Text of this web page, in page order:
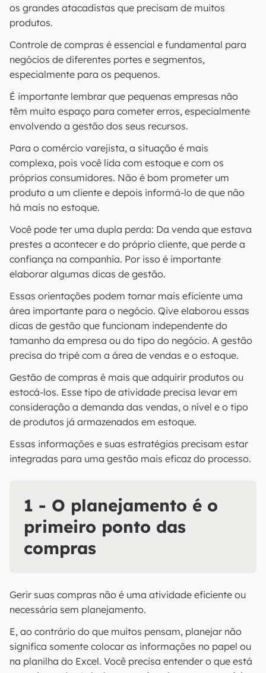
os grandes atacadistas que precisam de muitos
produtos.
Controle de compras é essencial e fundamental para
negócios de diferentes portes e segmentos,
especialmente para os pequenos.
É importante lembrar que pequenas empresas não
têm muito espaço para cometer erros, especialmente
envolvendo a gestão dos seus recursos.
Para o comércio varejista, a situação é mais
complexa, pois você lida com estoque e com os
próprios consumidores. Não é bom prometer um
produto a um cliente e depois informá-lo de que não
há mais no estoque.
Você pode ter uma dupla perda: Da venda que estava
prestes a acontecer e do próprio cliente, que perde a
confiança na companhia. Por isso é importante
elaborar algumas dicas de gestão.
Essas orientações podem tornar mais eficiente uma
área importante para o negócio. Qive elaborou essas
dicas de gestão que funcionam independente do
tamanho da empresa ou do tipo do negócio. A gestão
precisa do tripé com a área de vendas e o estoque.
Gestão de compras é mais que adquirir produtos ou
estocá-los. Esse tipo de atividade precisa levar em
consideração a demanda das vendas, o nível e o tipo
de produtos já armazenados em estoque.
Essas informações e suas estratégias precisam estar
integradas para uma gestão mais eficaz do processo.
1 - O planejamento é o
primeiro ponto das
compras
Gerir suas compras não é uma atividade eficiente ou
necessária sem planejamento.
E, ao contrário do que muitos pensam, planejar não
significa somente colocar as informações no papel ou
na planilha do Excel. Você precisa entender o que está